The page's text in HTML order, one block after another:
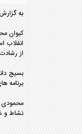
به
کیوان
انقلاب
از
بسیج
برنامه
محمودی
نشاط و